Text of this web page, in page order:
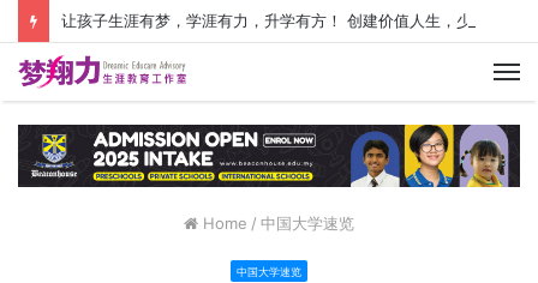
Home / 中国大学速览
中国大学速览